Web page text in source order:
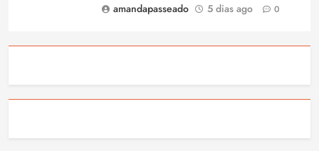
amandapasseado
5 dias ago 0